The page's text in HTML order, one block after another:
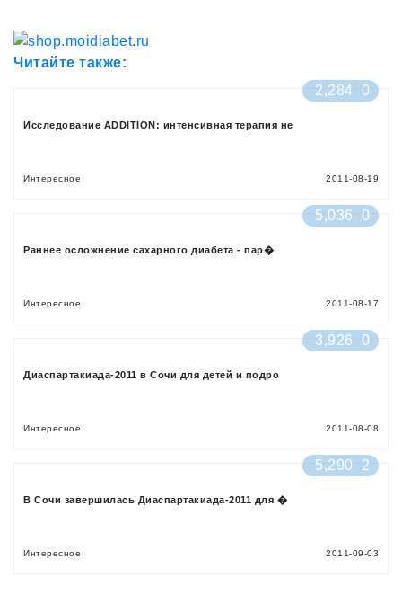
Читайте также:
2,284 0
Исследование ADDITION: интенсивная терапия не
Интересное 2011-08-19
5,036 0
Раннее осложнение сахарного диабета - пар�
Интересное 2011-08-17
3,926 0
Диаспартакиада-2011 в Сочи для детей и подро
Интересное 2011-08-08
5,290 2
В Сочи завершилась Диаспартакиада-2011 для �
Интересное 2011-09-03